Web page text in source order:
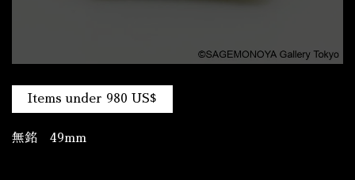
Items under 980 US$
無銘 49mm